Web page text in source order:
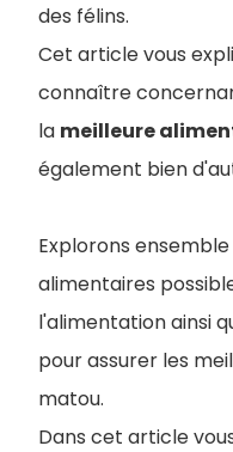
des félins.
Cet article vous
connaître
la meilleure
également bien
Explorons
alimentaires
l'alimentation ainsi
pour assurer les
matou.
Dans cet article